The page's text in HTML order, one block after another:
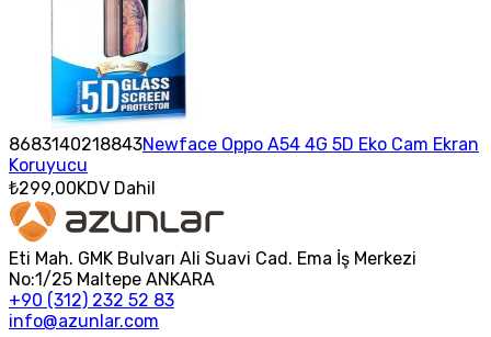
8683140218843Newface Oppo A54 4G 5D Eko Cam Ekran
Koruyucu
₺299,00KDV Dahil
Eti Mah. GMK Bulvarı Ali Suavi Cad. Ema İş Merkezi
No:1/25 Maltepe ANKARA
+90 (312) 232 52 83
info@azunlar.com